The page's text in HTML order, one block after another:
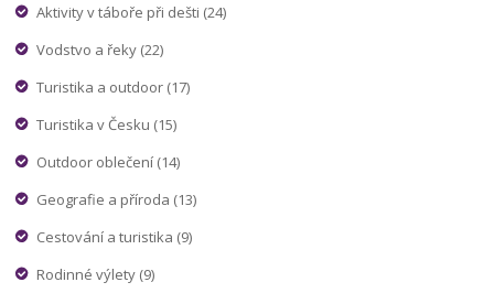
Aktivity v táboře při dešti (24)
Vodstvo a řeky (22)
Turistika a outdoor (17)
Turistika v Česku (15)
Outdoor oblečení (14)
Geografie a příroda (13)
Cestování a turistika (9)
Rodinné výlety (9)